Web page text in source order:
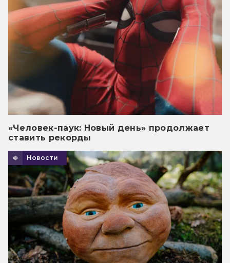
«Человек-паук: Новый день» продолжает
ставить рекорды
Новости